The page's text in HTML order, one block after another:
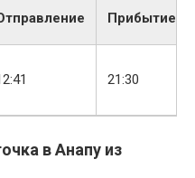
Прибытие
21:30
в Анапу из